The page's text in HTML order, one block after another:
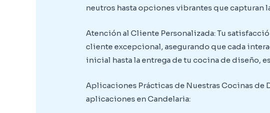
neutros hasta opciones vibrantes que capturan
Atención al Cliente Personalizada: Tu
cliente excepcional, asegurando que cada
inicial hasta la entrega de tu cocina de diseño,
Aplicaciones Prácticas de Nuestras Cocinas de
aplicaciones en Candelaria: